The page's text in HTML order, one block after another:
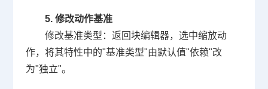
5. 修改动作基准
修改基准类型：返回块编辑器，选中缩放动
作，将其特性中的"基准类型"由默认值"依赖"改
为"独立"。